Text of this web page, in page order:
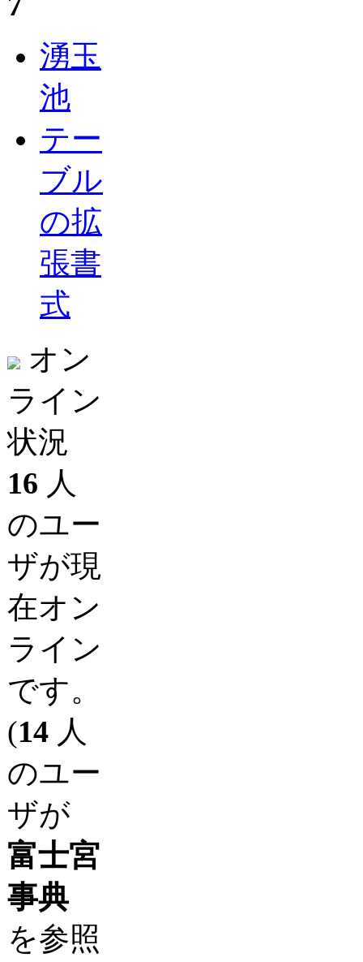
湧玉
池
テー
ブル
の拡
張書
式
オン
ライン
状況
16 人
のユー
ザが現
在オン
ライン
です。
(14 人
のユー
ザが
富士宮
事典
を参照